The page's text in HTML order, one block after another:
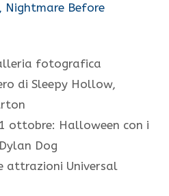
Nightmare Before
fotografica
di Sleepy Hollow,
ottobre: Halloween con i
Dog
attrazioni Universal